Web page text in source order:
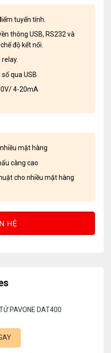
tuyến tính.
thông USB, RS232 và
độ kết nối.
qua USB
4-20mA
mặt hàng
càng cao
cho nhiều mặt hàng
HỆ
PAVONE DAT400